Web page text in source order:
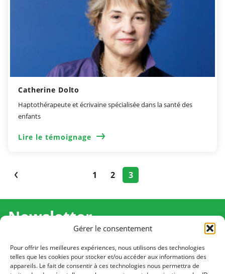
Gérer le consentement
Pour offrir les meilleures expériences, nous utilisons des technologies
telles que les cookies pour stocker et/ou accéder aux informations des
appareils. Le fait de consentir à ces technologies nous permettra de
Catherine Dolto
Haptothérapeute et écrivaine spécialisée dans la santé des
enfants
Lire le témoignage
1 2 3
Newsletter
Recevez l'actualité de Ma Chance Moi Aussi pour en
savoir plus sur nos temps forts et nos résultats.
Cliquez pour vous inscrire